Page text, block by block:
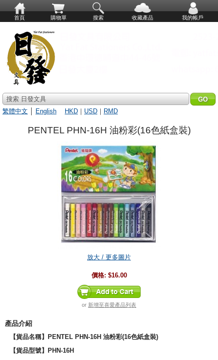
首頁 購物單 搜索 收藏產品 我的帳戶
搜索 日發文具
繁體中文
English HKD ｜ USD ｜ RMD
PENTEL PHN-16H 油粉彩(16色紙盒裝)
放大 / 更多圖片
價格: $16.00
or 新增至喜愛產品列表
產品介紹
【貨品名稱】PENTEL PHN-16H 油粉彩(16色紙盒裝)
【貨品型號】
PHN-16H